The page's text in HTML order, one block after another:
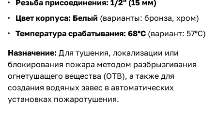
Резьба присоединения: 1/2" (15 мм)
Цвет корпуса: Белый (варианты: бронза, хром)
Температура срабатывания: 68°C (вариант: 57°C)
Назначение: Для тушения, локализации или
блокирования пожара методом разбрызгивания
огнетушащего вещества (ОТВ), а также для
создания водяных завес в автоматических
установках пожаротушения.